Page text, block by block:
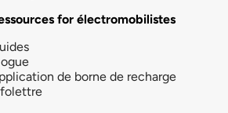
for électromobilistes
de borne de recharge